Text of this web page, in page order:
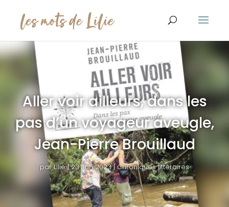
Aller voir ailleurs, dans les
pas d’un voyageur aveugle,
Jean-Pierre Brouillaud
parLilie|23 Jan 2023|Chroniques littéraires